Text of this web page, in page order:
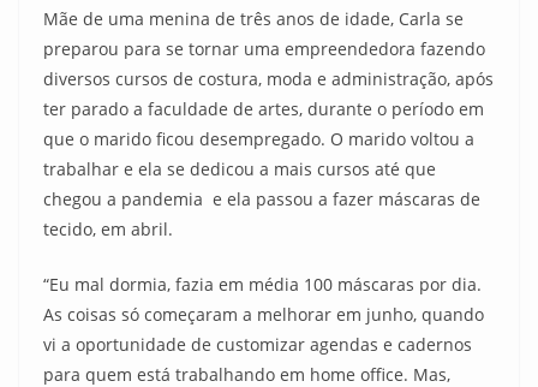
Mãe de uma menina de três anos de idade, Carla se
preparou para se tornar uma empreendedora fazendo
diversos cursos de costura, moda e administração, após
ter parado a faculdade de artes, durante o período em
que o marido ficou desempregado. O marido voltou a
trabalhar e ela se dedicou a mais cursos até que
chegou a pandemia e ela passou a fazer máscaras de
tecido, em abril.
“Eu mal dormia, fazia em média 100 máscaras por dia.
As coisas só começaram a melhorar em junho, quando
vi a oportunidade de customizar agendas e cadernos
para quem está trabalhando em home office. Mas,